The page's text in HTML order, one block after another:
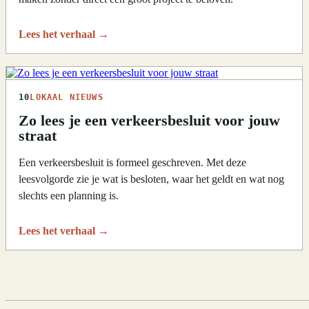
Lees het verhaal →
10 LOKAAL NIEUWS
Zo lees je een verkeersbesluit voor jouw
straat
Een verkeersbesluit is formeel geschreven. Met deze
leesvolgorde zie je wat is besloten, waar het geldt en wat nog
slechts een planning is.
Lees het verhaal →